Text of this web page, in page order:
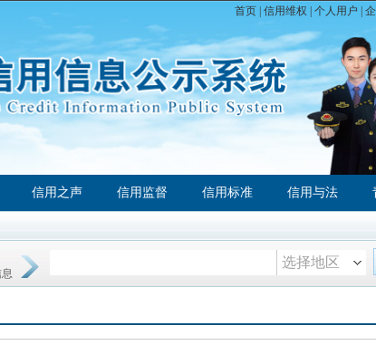
首页 信用维权 个人用户
信用之声 信用监督 信用标准 信用与法
选择地区